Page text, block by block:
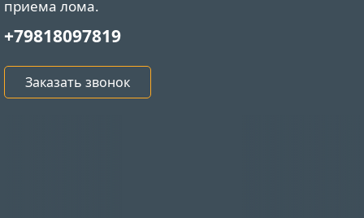
приема лома.
+79818097819
Заказать звонок